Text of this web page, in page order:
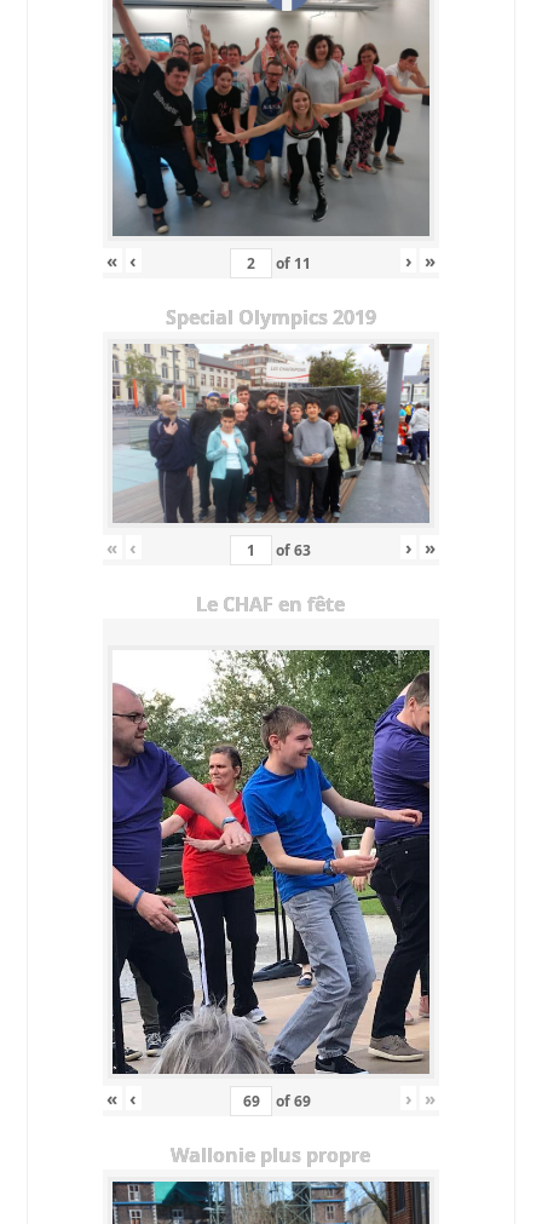
« ‹ of 11 › »
Special Olympics 2019
« ‹ of63 › »
Le CHAF en fête
« ‹ of69 › »
Wallonie plus propre